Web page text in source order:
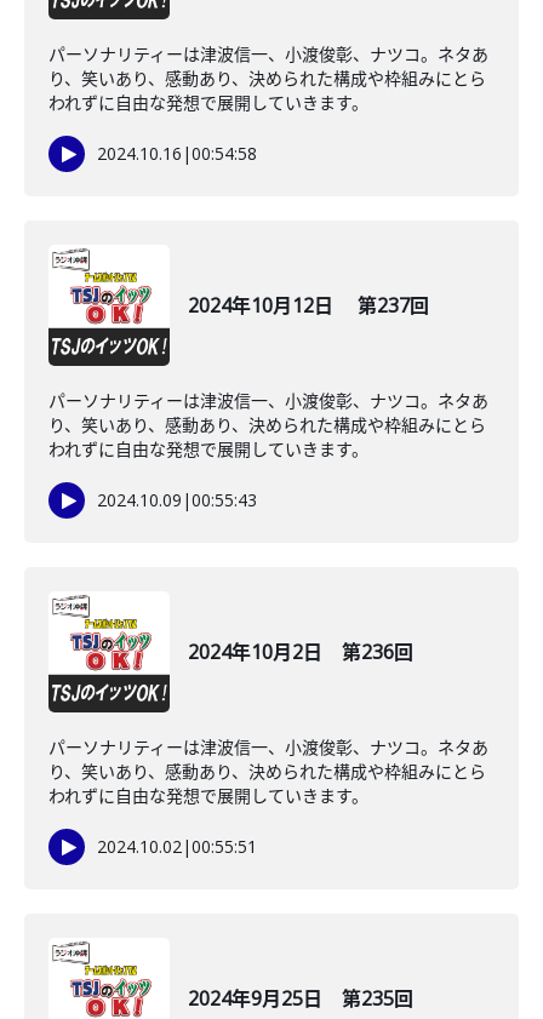
パーソナリティーは津波信一、小渡俊彰、ナツコ。ネタあ
り、笑いあり、感動あり、決められた構成や枠組みにとら
われずに自由な発想で展開していきます。
2024.10.16 |00:54:58
2024年10月12日 第237回
パーソナリティーは津波信一、小渡俊彰、ナツコ。ネタあ
り、笑いあり、感動あり、決められた構成や枠組みにとら
われずに自由な発想で展開していきます。
2024.10.09 |00:55:43
2024年10月2日 第236回
パーソナリティーは津波信一、小渡俊彰、ナツコ。ネタあ
り、笑いあり、感動あり、決められた構成や枠組みにとら
われずに自由な発想で展開していきます。
2024.10.02|00:55:51
2024年9月25日 第235回